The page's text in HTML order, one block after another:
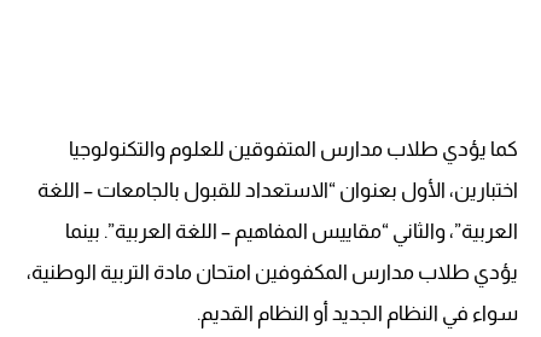
كما يؤدي طلاب مدارس المتفوقين للعلوم والتكنولوجيا
اختبارين، الأول بعنوان “الاستعداد للقبول بالجامعات – اللغة
العربية”، والثاني “مقاييس المفاهيم – اللغة العربية”. بينما
يؤدي طلاب مدارس المكفوفين امتحان مادة التربية الوطنية،
سواء في النظام الجديد أو النظام القديم.